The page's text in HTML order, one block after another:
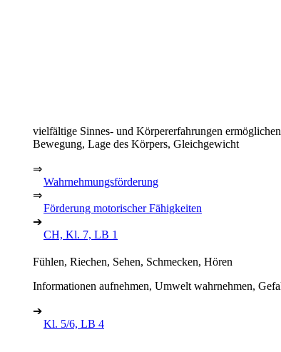
vielfältige Sinnes- und Körpererfahrungen
Bewegung, Lage des Körpers, Gleichgewicht
⇒
Wahrnehmungsförderung
⇒
Förderung motorischer Fähigkeiten
➔
CH, Kl. 7, LB 1
Fühlen, Riechen, Sehen, Schmecken, Hören
Informationen aufnehmen, Umwelt wahrnehmen,
➔
Kl. 5/6, LB 4